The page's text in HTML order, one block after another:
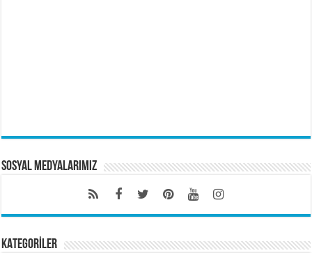
Sosyal Medyalarımız
KATEGORİLER